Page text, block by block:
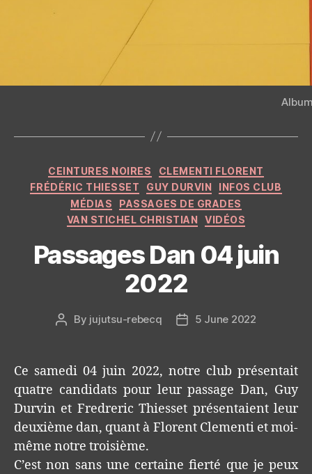
Categories
CEINTURES NOIRES
CLEMENTI FLORENT
FRÉDÉRIC THIESSET
GUY DURVIN
INFOS CLUB
MÉDIAS
PASSAGES DE GRADES
VAN STICHEL CHRISTIAN
VIDÉOS
Passages Dan 04 juin
2022
Post
By jujutsu-rebecq
Post5 June 2022
Ce samedi 04 juin 2022, notre club présentait
quatre candidats pour leur passage Dan, Guy
Durvin et Fredreric Thiesset présentaient leur
deuxième dan, quant à Florent Clementi et moi-
même notre troisième.
C’est non sans une certaine fierté que je peux